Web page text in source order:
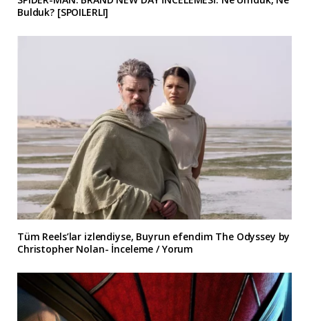
Bulduk? [SPOILERLI]
Tüm Reels’lar izlendiyse, Buyrun efendim The Odyssey by
Christopher Nolan- İnceleme / Yorum